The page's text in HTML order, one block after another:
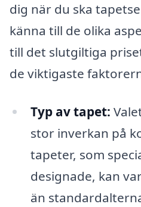
dig när du ska
känna till de olika
till det slutgiltiga
de viktigaste
Typ av tapet:
stor inverkan på
tapeter, som
designade, kan
än